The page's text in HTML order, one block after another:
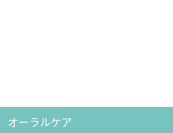
オーラルケア